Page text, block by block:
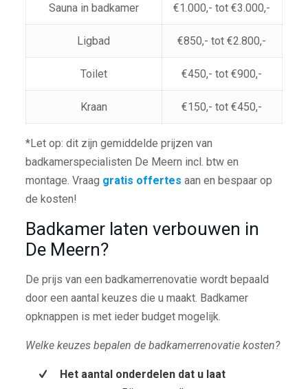
Sauna in badkamer €1.000,- tot €3.000,-
Ligbad €850,- tot €2.800,-
Toilet €450,- tot €900,-
Kraan €150,- tot €450,-
*Let op: dit zijn gemiddelde prijzen van
badkamerspecialisten De Meern incl. btw en
montage. Vraag gratis offertes aan en bespaar op
de kosten!
Badkamer laten verbouwen in
De Meern?
De prijs van een badkamerrenovatie wordt bepaald
door een aantal keuzes die u maakt. Badkamer
opknappen is met ieder budget mogelijk.
Welke keuzes bepalen de badkamerrenovatie kosten?
Het aantal onderdelen dat u laat